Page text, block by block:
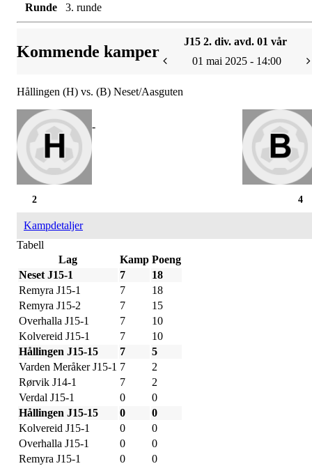
Runde
3. runde
Kommende kamper
J15 2. div. avd. 01 vår
01 mai 2025 - 14:00
Hållingen (H) vs. (B) Neset/Aasguten
-
4
2
Kampdetaljer
Tabell
Lag
Kamp Poeng
Neset J15-1
7
18
Remyra J15-1
7
18
Remyra J15-2
7
15
Overhalla J15-1
7
10
Kolvereid J15-1
7
10
Hållingen J15-15
7
5
Varden Meråker J15-1 7
2
Rørvik J14-1
7
2
Verdal J15-1
0
0
Hållingen J15-15
0
0
Kolvereid J15-1
0
0
Overhalla J15-1
0
0
Remyra J15-1
0 0